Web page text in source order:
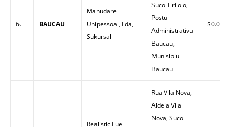
6. BAUCAU
Manudare
Unipessoal, Lda,
Sukursal
Suco Tirilolo,
Postu
Administrativu
Baucau,
Munisipiu
Baucau
$0.00
Realistic Fuel
Rua Vila Nova,
Aldeia Vila
Nova, Suco